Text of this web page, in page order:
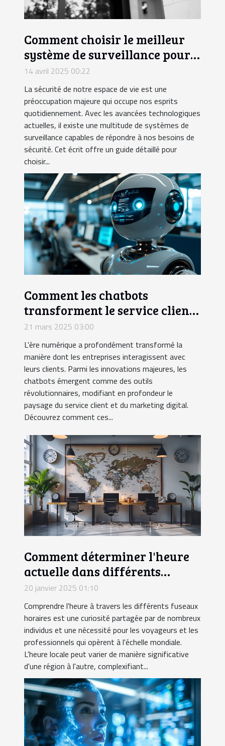
Comment choisir le meilleur
système de surveillance pour
votre domicile
14 avril 2025 00:22
La sécurité de notre espace de vie est une
préoccupation majeure qui occupe nos esprits
quotidiennement. Avec les avancées technologiques
actuelles, il existe une multitude de systèmes de
surveillance capables de répondre à nos besoins de
sécurité. Cet écrit offre un guide détaillé pour
choisir...
Comment les chatbots
transforment le service client
et le marketing digital
21 mars 2025 03:00
L'ère numérique a profondément transformé la
manière dont les entreprises interagissent avec
leurs clients. Parmi les innovations majeures, les
chatbots émergent comme des outils
révolutionnaires, modifiant en profondeur le
paysage du service client et du marketing digital.
Découvrez comment ces...
Comment déterminer l'heure
actuelle dans différents
fuseaux horaires
20 janvier 2025 01:10
Comprendre l'heure à travers les différents fuseaux
horaires est une curiosité partagée par de nombreux
individus et une nécessité pour les voyageurs et les
professionnels qui opèrent à l'échelle mondiale.
L'heure locale peut varier de manière significative
d'une région à l'autre, complexifiant...